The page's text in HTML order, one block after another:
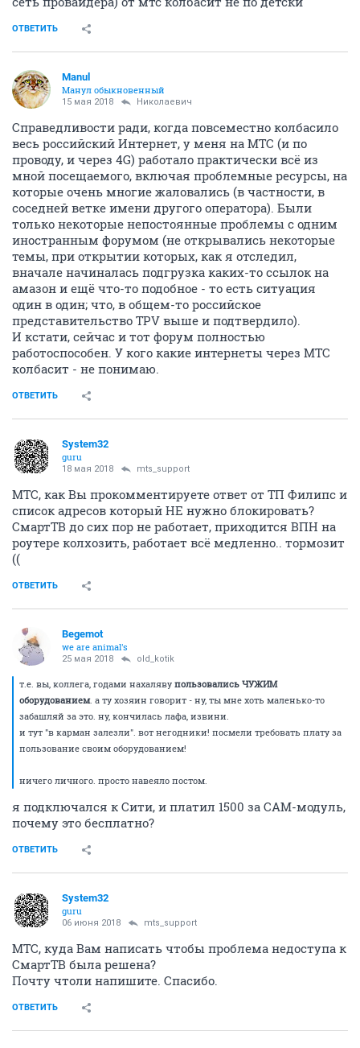
ОТВЕТИТЬ
Manul
Манул обыкновенный
15 мая 2018 Николаевич
Справедливости ради, когда повсеместно колбасило
весь российский Интернет, у меня на МТС (и по
проводу, и через 4G) работало практически всё из
мной посещаемого, включая проблемные ресурсы, на
которые очень многие жаловались (в частности, в
соседней ветке имени другого оператора). Были
только некоторые непостоянные проблемы с одним
иностранным форумом (не открывались некоторые
темы, при открытии которых, как я отследил,
вначале начиналась подгрузка каких-то ссылок на
амазон и ещё что-то подобное - то есть ситуация
один в один; что, в общем-то российское
представительство TPV выше и подтвердило).
И кстати, сейчас и тот форум полностью
работоспособен. У кого какие интернеты через МТС
колбасит - не понимаю.
ОТВЕТИТЬ
System32
guru
18 мая 2018 mts_support
МТС, как Вы прокомментируете ответ от ТП Филипс и
список адресов который НЕ нужно блокировать?
СмартТВ до сих пор не работает, приходится ВПН на
роутере колхозить, работает всё медленно.. тормозит
((
ОТВЕТИТЬ
Begemot
we are animal's
25 мая 2018 old_kotik
т.е. вы, коллега, годами нахаляву пользовались ЧУЖИМ
оборудованием. а ту хозяин говорит - ну, ты мне хоть маленько-то
забашляй за это. ну, кончилась лафа, извини.
и тут "в карман залезли". вот негодники! посмели требовать плату за
пользование своим оборудованием!
ничего личного. просто навеяло постом.
я подключался к Сити, и платил 1500 за САМ-модуль,
почему это бесплатно?
ОТВЕТИТЬ
System32
guru
06 июня 2018 mts_support
МТС, куда Вам написать чтобы проблема недоступа к
СмартТВ была решена?
Почту чтоли напишите. Спасибо.
ОТВЕТИТЬ